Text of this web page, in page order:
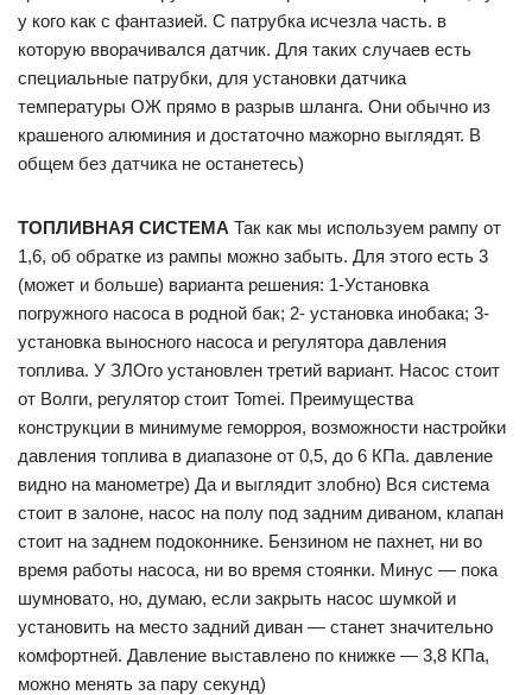
у кого как с фантазией. С патрубка исчезла часть. в
которую вворачивался датчик. Для таких случаев есть
специальные патрубки, для установки датчика
температуры ОЖ прямо в разрыв шланга. Они обычно из
крашеного алюминия и достаточно мажорно выглядят. В
общем без датчика не останетесь)
ТОПЛИВНАЯ СИСТЕМА Так как мы используем рампу от
1,6, об обратке из рампы можно забыть. Для этого есть 3
(может и больше) варианта решения: 1-Установка
погружного насоса в родной бак; 2- установка инобака; 3-
установка выносного насоса и регулятора давления
топлива. У ЗЛОго установлен третий вариант. Насос стоит
от Волги, регулятор стоит Tomei. Преимущества
конструкции в минимуме геморроя, возможности настройки
давления топлива в диапазоне от 0,5, до 6 КПа. давление
видно на манометре) Да и выглядит злобно) Вся система
стоит в залоне, насос на полу под задним диваном, клапан
стоит на заднем подоконнике. Бензином не пахнет, ни во
время работы насоса, ни во время стоянки. Минус — пока
шумновато, но, думаю, если закрыть насос шумкой и
установить на место задний диван — станет значительно
комфортней. Давление выставлено по книжке — 3,8 КПа,
можно менять за пару секунд)